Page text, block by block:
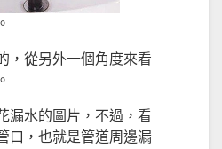
，從另外一個角度來看
漏水的圖片，不過，看
口，也就是管道周邊漏